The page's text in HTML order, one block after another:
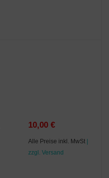
10,00 €
Alle Preise inkl. MwSt |
zzgl. Versand